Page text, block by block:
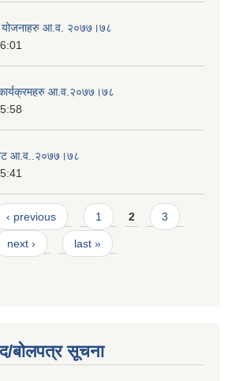
आ.व. २०७७।७८
कार्यक्रमहरु आ.व.२०७७।७८
आ.व..२०७७।७८
‹ previous 1 2 3
next › last »
बोलपत्र सूचना